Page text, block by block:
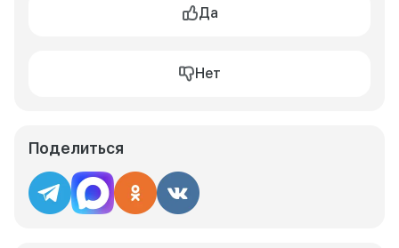
Да
Нет
Поделиться